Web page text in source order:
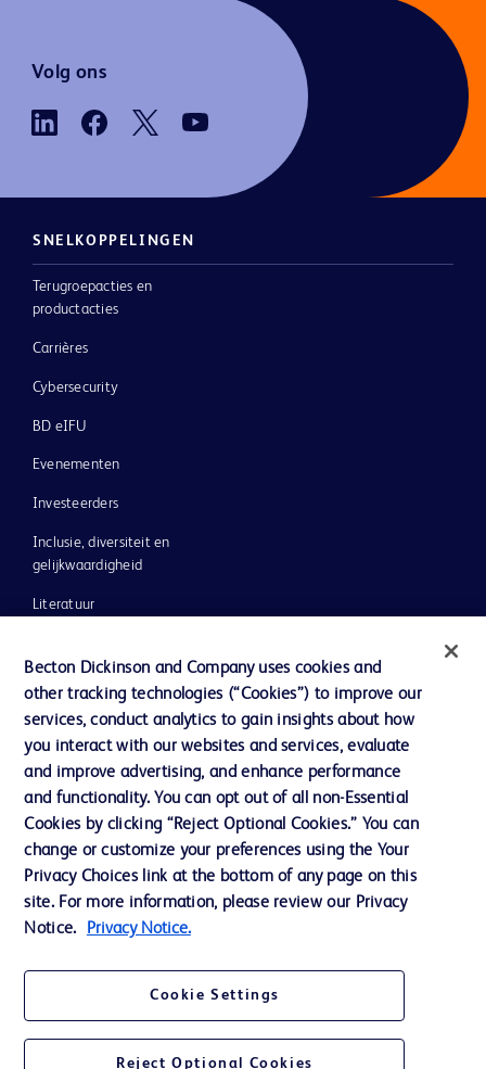
Volg ons
SNELKOPPELINGEN
Terugroepacties en
productacties
Carrières
Cybersecurity
BD eIFU
Evenementen
Investeerders
Inclusie, diversiteit en
gelijkwaardigheid
Literatuur
Ethics & Compliance
Contact met ons opnemen
Cookievoorkeuren
Privacybeleid
Toegankelijkheid website
Becton Dickinson and Company uses cookies and
other tracking technologies (“Cookies”) to improve our
services, conduct analytics to gain insights about how
you interact with our websites and services, evaluate
and improve advertising, and enhance performance
and functionality. You can opt out of all non-Essential
Cookies by clicking “Reject Optional Cookies.” You can
change or customize your preferences using the Your
Privacy Choices link at the bottom of any page on this
site. For more information, please review our Privacy
Notice.
Privacy Notice.
Cookie Settings
Reject Optional Cookies